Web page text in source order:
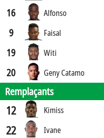
16 Alfonso
9 Faisal
19 Witi
20 Geny Catamo
Remplaçants
12 Kimiss
22 Ivane